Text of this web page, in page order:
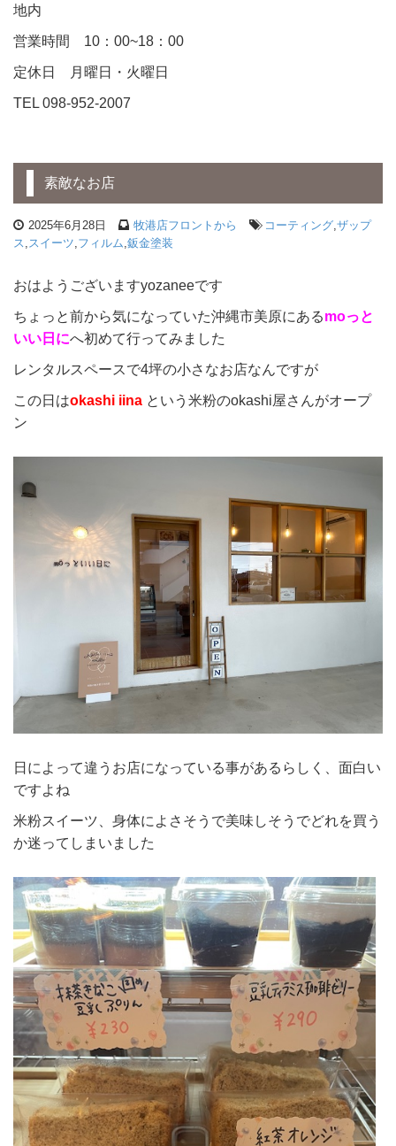
地内
営業時間 10：00~18：00
定休日 月曜日・火曜日
TEL 098-952-2007
素敵なお店
2025年6月28日 牧港店フロントから コーティング ザップ
ス スイーツ フィルム 鈑金塗装
おはようございますyozaneeです
ちょっと前から気になっていた沖縄市美原にあるmoっと
いい日にへ初めて行ってみました
レンタルスペースで4坪の小さなお店なんですが
この日はokashi iina という米粉のokashi屋さんがオープ
ン
日によって違うお店になっている事があるらしく、面白い
ですよね
米粉スイーツ、身体によさそうで美味しそうでどれを買う
か迷ってしまいました